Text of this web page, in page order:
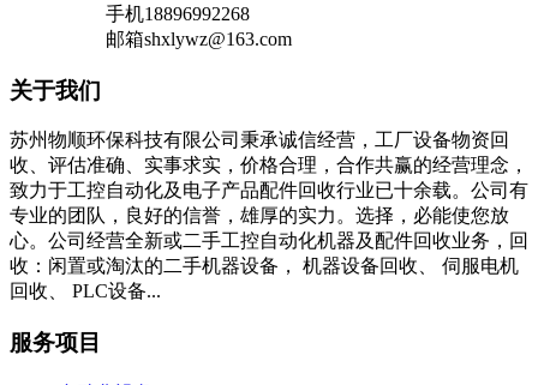
手机18896992268
邮箱shxlywz@163.com
关于我们
苏州物顺环保科技有限公司秉承诚信经营，工厂设备物资回
收、评估准确、实事求实，价格合理，合作共赢的经营理念，
致力于工控自动化及电子产品配件回收行业已十余载。公司有
专业的团队，良好的信誉，雄厚的实力。选择，必能使您放
心。公司经营全新或二手工控自动化机器及配件回收业务，回
收：闲置或淘汰的二手机器设备， 机器设备回收、 伺服电机
回收、 PLC设备...
服务项目